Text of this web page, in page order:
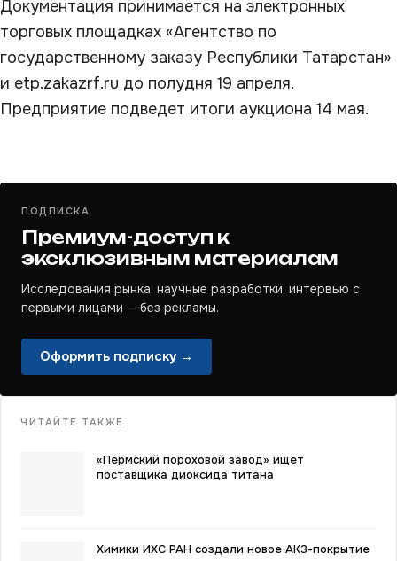
Документация принимается на электронных
торговых площадках «Агентство по
государственному заказу Республики Татарстан»
и еtp.zakazrf.ru до полудня 19 апреля.
Предприятие подведет итоги аукциона 14 мая.
ПОДПИСКА
Премиум-доступ к
эксклюзивным материалам
Исследования рынка, научные разработки, интервью с
первыми лицами — без рекламы.
Оформить подписку →
ЧИТАЙТЕ ТАКЖЕ
«Пермский пороховой завод» ищет
поставщика диоксида титана
Химики ИХС РАН создали новое АКЗ-покрытие